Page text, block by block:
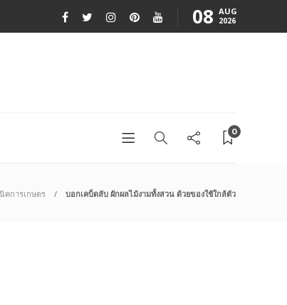
08 AUG
2026
0
คการเกษตร บอกเคบ็ดลับ ผักผลไม้งามทั้งสวน ด้วยของใช้ใกล้ตัว